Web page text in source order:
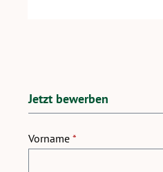
Jetzt bewerben
Vorname *